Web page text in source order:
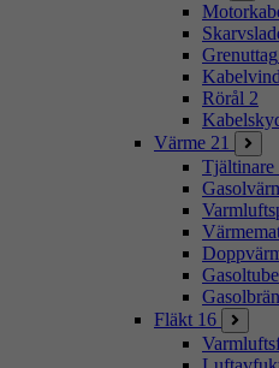
Grenuttag
Rörål 2
Värme 21
Tjältinare
Fläkt 16